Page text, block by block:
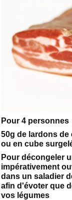
Pour 4 personnes
50g de lardons
ou en cube
Pour décongeler
impérativement
dans un saladier
afin d'évoter que
vos légumes